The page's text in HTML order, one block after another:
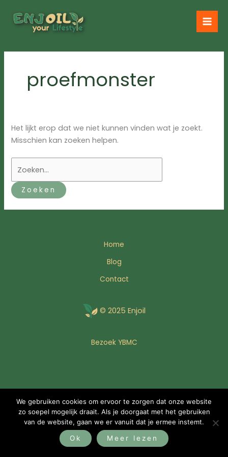
naar
proefmonster
Het lijkt erop dat we niet kunnen vinden wat je zoekt.
Misschien kan zoeken helpen.
naar:
Home
Blog
Contact
© 2025 Enjoil
Bezoek YBMC
We gebruiken cookies om ervoor te zorgen dat onze website
zo soepel mogelijk draait. Als je doorgaat met het gebruiken
van de website, gaan we er vanuit dat je ermee instemt.
Ok
Meer lezen